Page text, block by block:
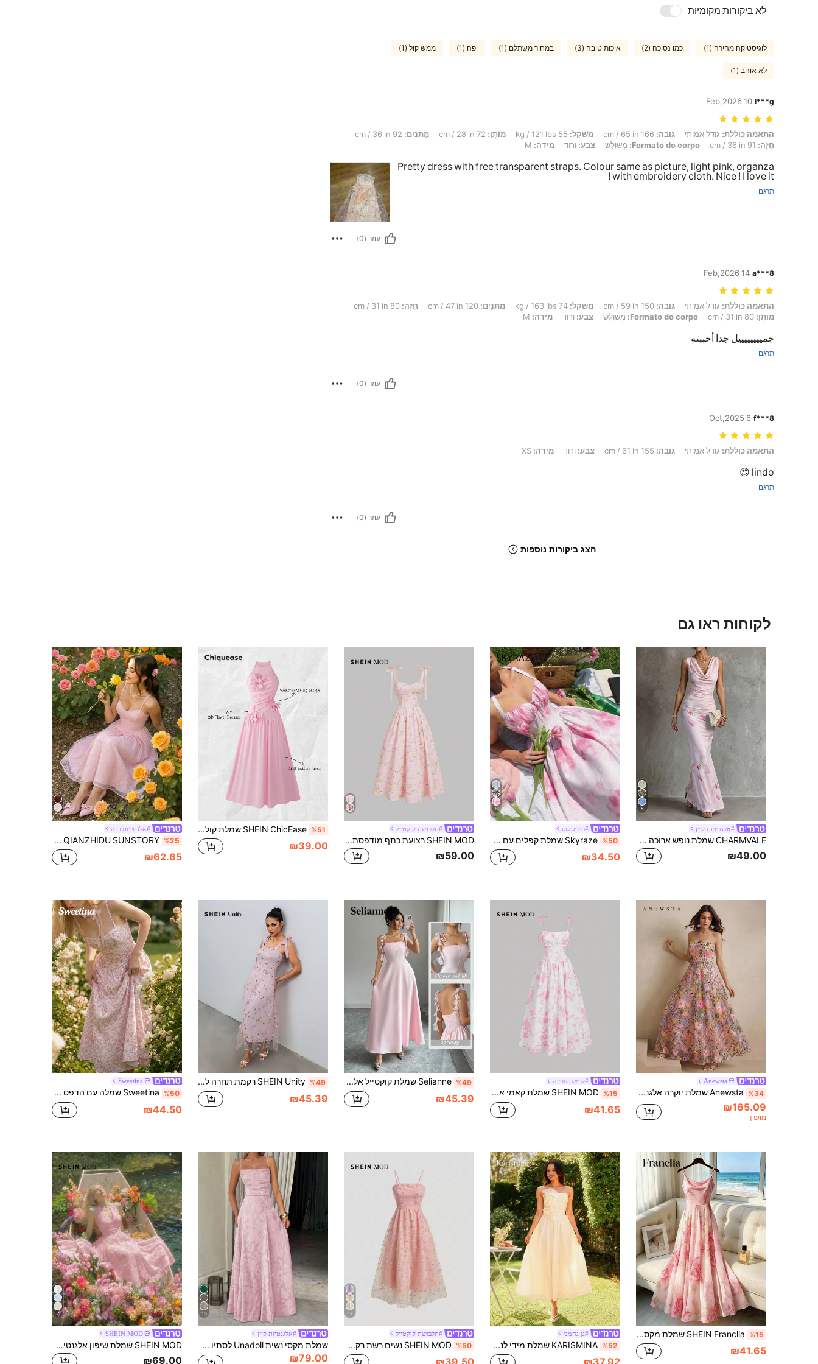
לא ביקורות מקומיות
לוגיסטיקה מהירה (1) כמו נסיכה (2) איכות טובה (3) במחיר משתלם (1) יפה (1) ממש קול (1)
לא אוהב (1)
l***g
10 Feb,2026
התאמה כוללת: גודל אמיתי, גובה: 166 cm / 65 in, מִשׁקָל: 55 kg / 121 lbs, מוֹתֶן: 72 cm / 28 in, מָתנַיִם: 92 cm / 36 in, חָזֶה: 91 cm / 36 in, Formato do corpo: מְשּוּלָשׁ, צבע: ורוד, מידה: M
התאמה כוללת: גודל אמיתי גובה: מִשׁקָל: מוֹתֶן: מָתנַיִם:
חָזֶה:
Formato do corpo: מְשּוּלָשׁ צבע: ורוד מידה:
Pretty dress with free transparent straps. Colour same as picture, light pink, organza
with embroidery cloth. Nice ! I love it !
תרגם
עוזר (0)
a***8
14 Feb,2026
התאמה כוללת: גודל אמיתי, גובה: 150 cm / 59 in, מִשׁקָל: 74 kg / 163 lbs, מָתנַיִם: 120 cm / 47 in, חָזֶה: 80 cm / 31 in, מוֹתֶן: 80 cm / 31 in, Formato do corpo: מְשּוּלָשׁ, צבע: ורוד, מידה: M
התאמה כוללת: גודל אמיתי גובה: מִשׁקָל: מָתנַיִם: חָזֶה:
מוֹתֶן:
Formato do corpo: מְשּוּלָשׁ צבע: ורוד מידה:
جمييييييييل جدا أحببته
תרגם
עוזר (0)
f***8
6 Oct,2025
התאמה כוללת: גודל אמיתי, גובה: 155 cm / 61 in, צבע: ורוד, מידה: XS
התאמה כוללת: גודל אמיתי גובה: צבע: ורוד מידה:
lindo 😍
תרגם
עוזר (0)
הצג ביקורות נוספות
לקוחות ראו גם
5
#אלגנטיות קיץ
CHARMVALE שמלת נופש ארוכה לנשים עם הדפס פרחוני, ורוד
₪49.00
8
#היביסקוס
%50 Skyraze שמלת קפלים עם הדפס טאי-דאי וקשירה קדמית לנשים
₪34.50
#תלבושת קוקטייל
SHEIN MOD רצועת כתף מודפסת פרחונית רומנטית קשירת מותן שמלת מקסי קיץ לנשים, שמלות קיץ לנשים, שמלה בסגנון ברידג'רטון, שמלה פרחונית
₪59.00
%51 SHEIN ChicEase שמלת קולר פרחונית תלת-ממדית אלגנטית לנשים
₪39.00
#אלגנטיות רכה
%25 QIANZHIDU SUNSTORY שמלת קיץ בוהמית אלגנטית לנשים פרחונית ללא גב עם קשירה ורצועות ורודות, מתאימה לאורחי חתונה, חופשת חוף, דייט, לבוש יומיומי, יום האם, יום האהבה, פסטיבל מוזיקה, מסיבה וכו'.
₪62.65
Anewsta
%34 Anewsta שמלת יוקרה אלגנטית לנשים עם רקמה פרחונית, גזרה בגזרה A-קו גבוהה, מתאימה לשמלות ערב, מסיבות יום הולדת, שמלות שושבינה, אביב/קיץ
₪165.09
מוערך
#שמלה עדינה
%15 SHEIN MOD שמלת קאמי ארוכה עם הדפס פרחים ורוד אלגנטי לנשים
₪41.65
%49 Selianne שמלת קוקטייל אלגנטית בצבע אחיד עם מותן צמוד לנשים
₪45.39
%49 SHEIN Unity רקמת תחרה ללא שרוולים לנשים שמלת מידי, אביב/קיץ
₪45.39
Sweetina
%50 Sweetina שמלה עם הדפס פרחוני וחצאית רחבה במיוחד, סגנון חופשה
₪44.50
%15 SHEIN Franclia שמלת מקסי אלגנטית לנשים בסגנון צרפתי אלגנטי אביב/קיץ ורודה חדשה עם רצועות ספגטי פרחוניות, שמלה ארוכה וצמודה להרזיה, מתאימה למסיבת סיום לימודים, חופשת חוף
₪41.65
#גן גחמני
%52 KARISMINA שמלת מידי לנשים בצבע אחיד, מינימליסטית ואופנתית, מתאימה לקיץ
12
#תלבושת קוקטייל
%50 SHEIN MOD נשים רשת רקמה שמלת גופייה
13
#אלגנטיות קיץ
שמלת מקסי נשית Unadoll לסתיו בצבע ורוד עם דוגמת פרחים ג'קארד, גowning A-Line עם רצועות ספגטי וגב שרוך, אלגנטית לחזרה ללימודים, אורחת לחתונה, דייט ומסיבה
₪79.00
7
SHEIN MOD
SHEIN MOD שמלת שיפון אלגנטית ואופנתית לנשים עם כתף וגב פתוח
₪69.00